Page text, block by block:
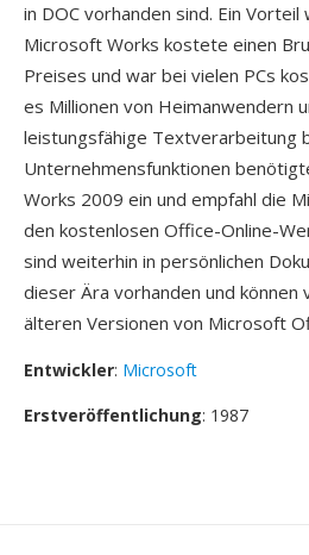
in DOC vorhanden sind. Ein
Microsoft Works kostete einen
Preises und war bei vielen PCs
es Millionen von Heimanwendern
leistungsfähige Textverarbeitung
Unternehmensfunktionen
Works 2009 ein und empfahl die
den kostenlosen Office-Online-
sind weiterhin in persönlichen
dieser Ära vorhanden und können
älteren Versionen von Microsoft
Entwickler: Microsoft
Erstveröffentlichung: 1987